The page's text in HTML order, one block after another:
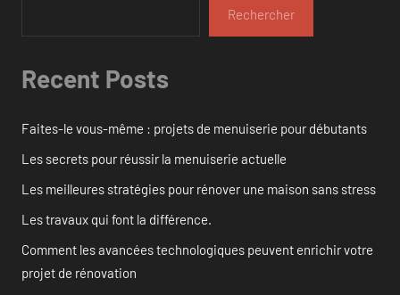
Rechercher
Recent Posts
Faites-le vous-même : projets de menuiserie pour débutants
Les secrets pour réussir la menuiserie actuelle
Les meilleures stratégies pour rénover une maison sans stress
Les travaux qui font la différence.
Comment les avancées technologiques peuvent enrichir votre
projet de rénovation